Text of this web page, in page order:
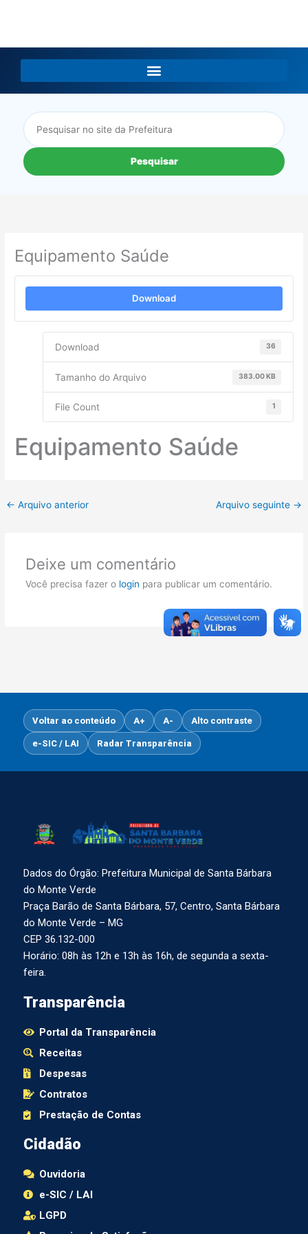
Pesquisar
Equipamento Saúde
Download
Download 36
Tamanho do Arquivo 383.00 KB
File Count 1
Equipamento Saúde
← Arquivo anterior Arquivo seguinte →
Deixe um comentário
Você precisa fazer o login para publicar um comentário.
Voltar ao conteúdo A+ A- Alto contraste
e-SIC / LAI Radar Transparência
Dados do Órgão: Prefeitura Municipal de Santa Bárbara
do Monte Verde
Praça Barão de Santa Bárbara, 57, Centro, Santa Bárbara
do Monte Verde – MG
CEP 36.132-000
Horário: 08h às 12h e 13h às 16h, de segunda a sexta-
feira.
Transparência
Portal da Transparência
Receitas
Despesas
Contratos
Prestação de Contas
Cidadão
Ouvidoria
e-SIC / LAI
LGPD